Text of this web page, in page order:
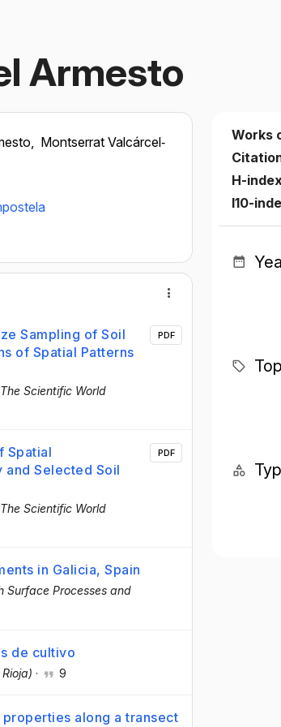
Armesto
Montserrat Valcárcel‐
Sampling of Soil
of Spatial Patterns
The Scientific World
PDF
Spatial
Selected Soil
The Scientific World
PDF
in Galicia, Spain
Surface Processes and
de cultivo
· 9
along a transect
Works
H-
I10-